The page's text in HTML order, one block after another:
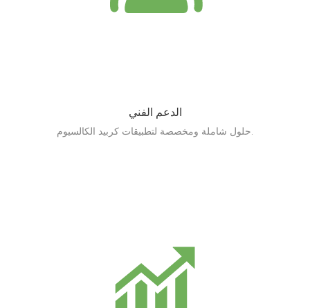
الدعم الفني
حلول شاملة ومخصصة لتطبيقات كربيد الكالسيوم.